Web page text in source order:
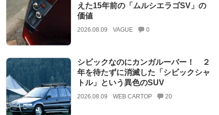
えた15年前の「ムルシエラゴSV」の
価値
2026.08.09 VAGUE 0
シビックなのにカンガルーバー！ ２
年を待たずに消滅した「シビックシャ
トル」という異色のSUV
2026.08.09 WEB CARTOP 20